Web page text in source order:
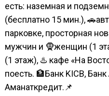
есть: наземная и
(бесплатно 15 мин.),
парковке, просторная
мужчин и 🧕женщин (1
(1 этаж), ♨️ кафе «На
поесть. 🏦Банк KICB,
Аманаткредит.📌